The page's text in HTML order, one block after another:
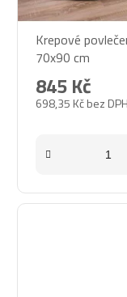
Krepové
70x90 cm
698,35 Kč bez DPH
845 Kč